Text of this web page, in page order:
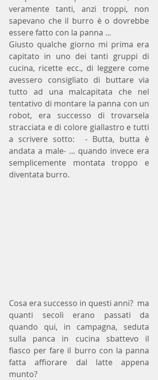
veramente tanti, anzi troppi, non
sapevano che il burro è o dovrebbe
essere fatto con la panna ...
Giusto qualche giorno mi prima era
capitato in uno dei tanti gruppi di
cucina, ricette ecc., di leggere come
avessero consigliato di buttare via
tutto ad una malcapitata che nel
tentativo di montare la panna con un
robot, era successo di trovarsela
stracciata e di colore giallastro e tutti
a scrivere sotto:  - Butta, butta è
andata a male- ... quando invece era
semplicemente montata troppo e
diventata burro.
Cosa era successo in questi anni?  ma
quanti secoli erano passati da
quando qui, in campagna, seduta
sulla panca in cucina sbattevo il
fiasco per fare il burro con la panna
fatta affiorare dal latte appena
munto?